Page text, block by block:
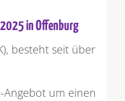
in Offenburg
besteht seit über
Angebot um einen